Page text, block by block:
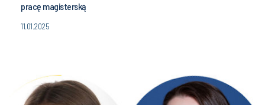
pracę magisterską
11.01.2025